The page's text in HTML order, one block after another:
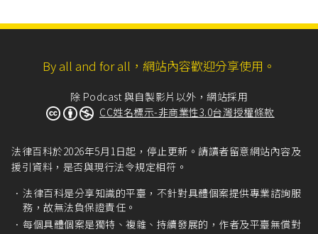
By all and for all，網站內容歡迎分享使用。
除 Podcast 與自製影片以外，網站採用
CC姓名標示-非商業性3.0台灣授權條款
法律百科於2026年5月1日起，停止更新。請讀者留意網站內容及
援引資料，是否與現行法令規定相符。
法律百科是分享知識的平臺，不針對具體個案提供專業諮詢服
務，故無法負保證責任。
每個具體個案是獨特、複雜、持續發展的，作者及平臺無償對